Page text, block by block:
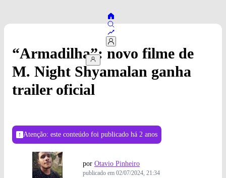
“Armadilha”: novo filme de
M. Night Shyamalan ganha
trailer oficial
Atenção: este conteúdo foi publicado há 2 anos
por Otavio Pinheiro
publicado em 02/07/2024, 21:34